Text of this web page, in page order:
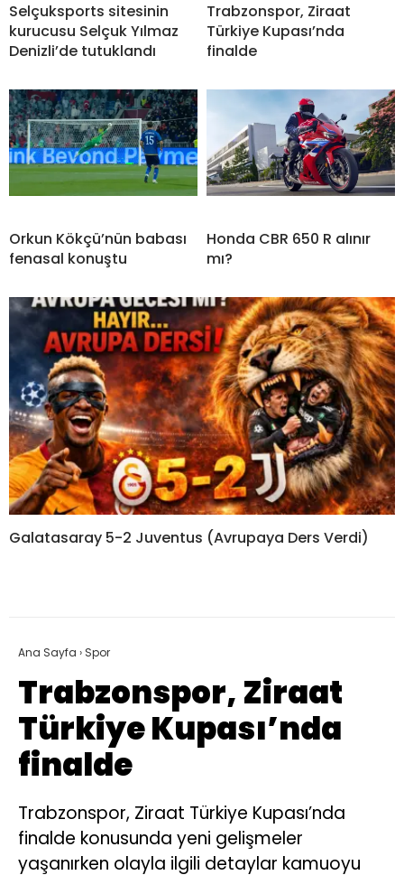
Selçuksports sitesinin
kurucusu Selçuk Yılmaz
Denizli’de tutuklandı
Trabzonspor, Ziraat
Türkiye Kupası’nda
finalde
Orkun Kökçü’nün babası
fenasal konuştu
Honda CBR 650 R alınır
mı?
Galatasaray 5-2 Juventus (Avrupaya Ders Verdi)
Ana Sayfa › Spor
Trabzonspor, Ziraat
Türkiye Kupası’nda
finalde
Trabzonspor, Ziraat Türkiye Kupası’nda
finalde konusunda yeni gelişmeler
yaşanırken olayla ilgili detaylar kamuoyu